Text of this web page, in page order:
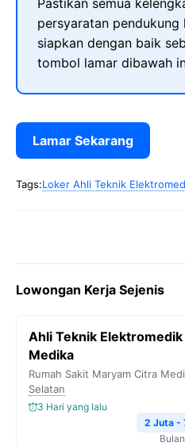
Pastikan semua
persyaratan pendukung
siapkan dengan baik
tombol lamar dibawah
Lamar Sekarang
Tags:Loker Ahli Teknik
Lowongan Kerja Sejenis
Ahli Teknik
Medika
Rumah Sakit Maryam Citra
Selatan
3 Hari yang lalu
2 Juta -